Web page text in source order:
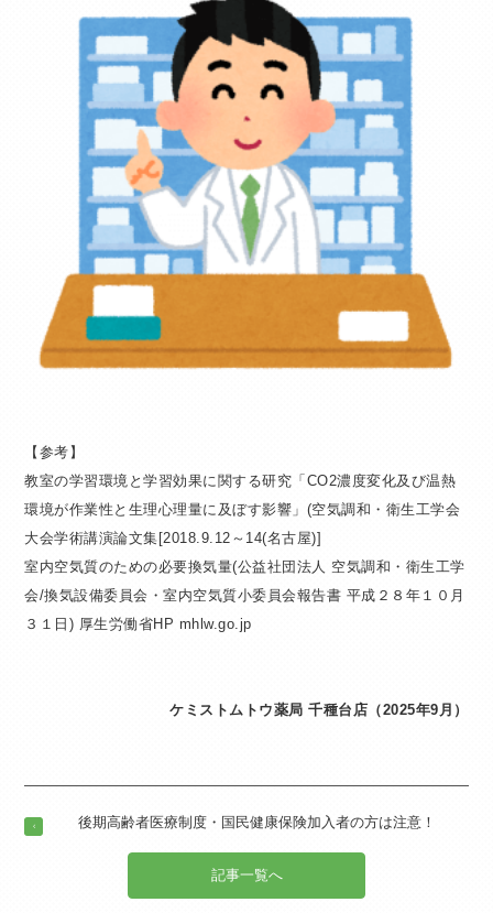
【参考】
教室の学習環境と学習効果に関する研究「CO2濃度変化及び温熱
環境が作業性と生理心理量に及ぼす影響」(空気調和・衛生工学会
大会学術講演論文集[2018.9.12～14(名古屋)]
室内空気質のための必要換気量(公益社団法人 空気調和・衛生工学
会/換気設備委員会・室内空気質小委員会報告書 平成２８年１０月
３１日) 厚生労働省HP mhlw.go.jp
ケミストムトウ薬局 千種台店（2025年9月）
後期高齢者医療制度・国民健康保険加入者の方は注意！
記事一覧へ